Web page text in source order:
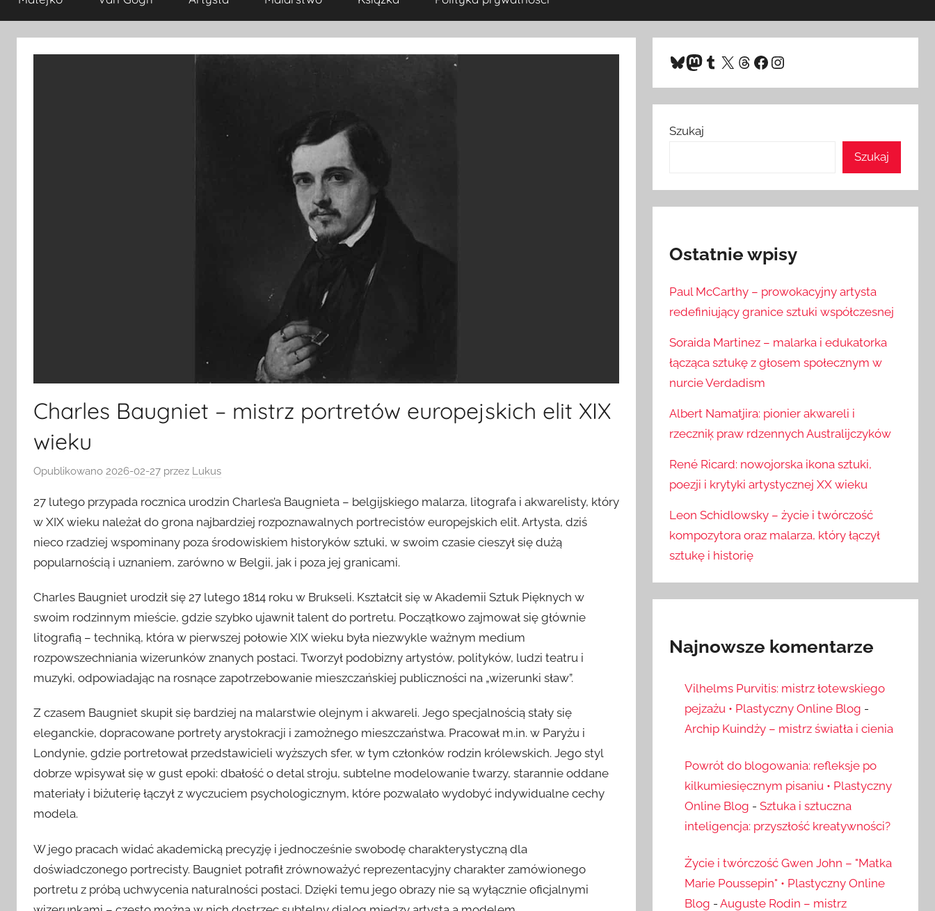
Charles Baugniet – mistrz portretów europejskich elit XIX
wieku
Opublikowano 2026-02-27 przez Lukus
27 lutego przypada rocznica urodzin Charles’a Baugnieta – belgijskiego malarza, litografa i akwarelisty, który
w XIX wieku należał do grona najbardziej rozpoznawalnych portrecistów europejskich elit. Artysta, dziś
nieco rzadziej wspominany poza środowiskiem historyków sztuki, w swoim czasie cieszył się dużą
popularnością i uznaniem, zarówno w Belgii, jak i poza jej granicami.
Charles Baugniet urodził się 27 lutego 1814 roku w Brukseli. Kształcił się w Akademii Sztuk Pięknych w
swoim rodzinnym mieście, gdzie szybko ujawnił talent do portretu. Początkowo zajmował się głównie
litografią – techniką, która w pierwszej połowie XIX wieku była niezwykle ważnym medium
rozpowszechniania wizerunków znanych postaci. Tworzył podobizny artystów, polityków, ludzi teatru i
muzyki, odpowiadając na rosnące zapotrzebowanie mieszczańskiej publiczności na „wizerunki sław”.
Z czasem Baugniet skupił się bardziej na malarstwie olejnym i akwareli. Jego specjalnością stały się
eleganckie, dopracowane portrety arystokracji i zamożnego mieszczaństwa. Pracował m.in. w Paryżu i
Londynie, gdzie portretował przedstawicieli wyższych sfer, w tym członków rodzin królewskich. Jego styl
dobrze wpisywał się w gust epoki: dbałość o detal stroju, subtelne modelowanie twarzy, starannie oddane
materiały i biżuterię łączył z wyczuciem psychologicznym, które pozwalało wydobyć indywidualne cechy
modela.
W jego pracach widać akademicką precyzję i jednocześnie swobodę charakterystyczną dla
doświadczonego portrecisty. Baugniet potrafił zrównoważyć reprezentacyjny charakter zamówionego
portretu z próbą uchwycenia naturalności postaci. Dzięki temu jego obrazy nie są wyłącznie oficjalnymi
Bluesky
Mastodon
Tumblr
X Threads
Facebook
Instagram
Szukaj
Szukaj
Ostatnie wpisy
Paul McCarthy – prowokacyjny artysta
redefiniujący granice sztuki współczesnej
Soraida Martinez – malarka i edukatorka
łącząca sztukę z głosem społecznym w
nurcie Verdadism
Albert Namatjira: pionier akwareli i
rzeczniķ praw rdzennych Australijczyków
René Ricard: nowojorska ikona sztuki,
poezji i krytyki artystycznej XX wieku
Leon Schidlowsky – życie i twórczość
kompozytora oraz malarza, który łączył
sztukę i historię
Najnowsze komentarze
Vilhelms Purvitis: mistrz łotewskiego
pejzażu • Plastyczny Online Blog -
Archip Kuindży – mistrz światła i cienia
Powrót do blogowania: refleksje po
kilkumiesięcznym pisaniu • Plastyczny
Online Blog - Sztuka i sztuczna
inteligencja: przyszłość kreatywności?
Życie i twórczość Gwen John – "Matka
Marie Poussepin" • Plastyczny Online
Blog - Auguste Rodin – mistrz